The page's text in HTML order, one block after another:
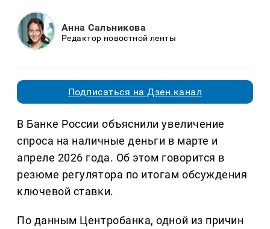
Анна Сальникова
Редактор новостной ленты
Подписаться на Дзен.канал
В Банке России объяснили увеличение
спроса на наличные деньги в марте и
апреле 2026 года. Об этом говорится в
резюме регулятора по итогам обсуждения
ключевой ставки.
По данным Центробанка, одной из причин